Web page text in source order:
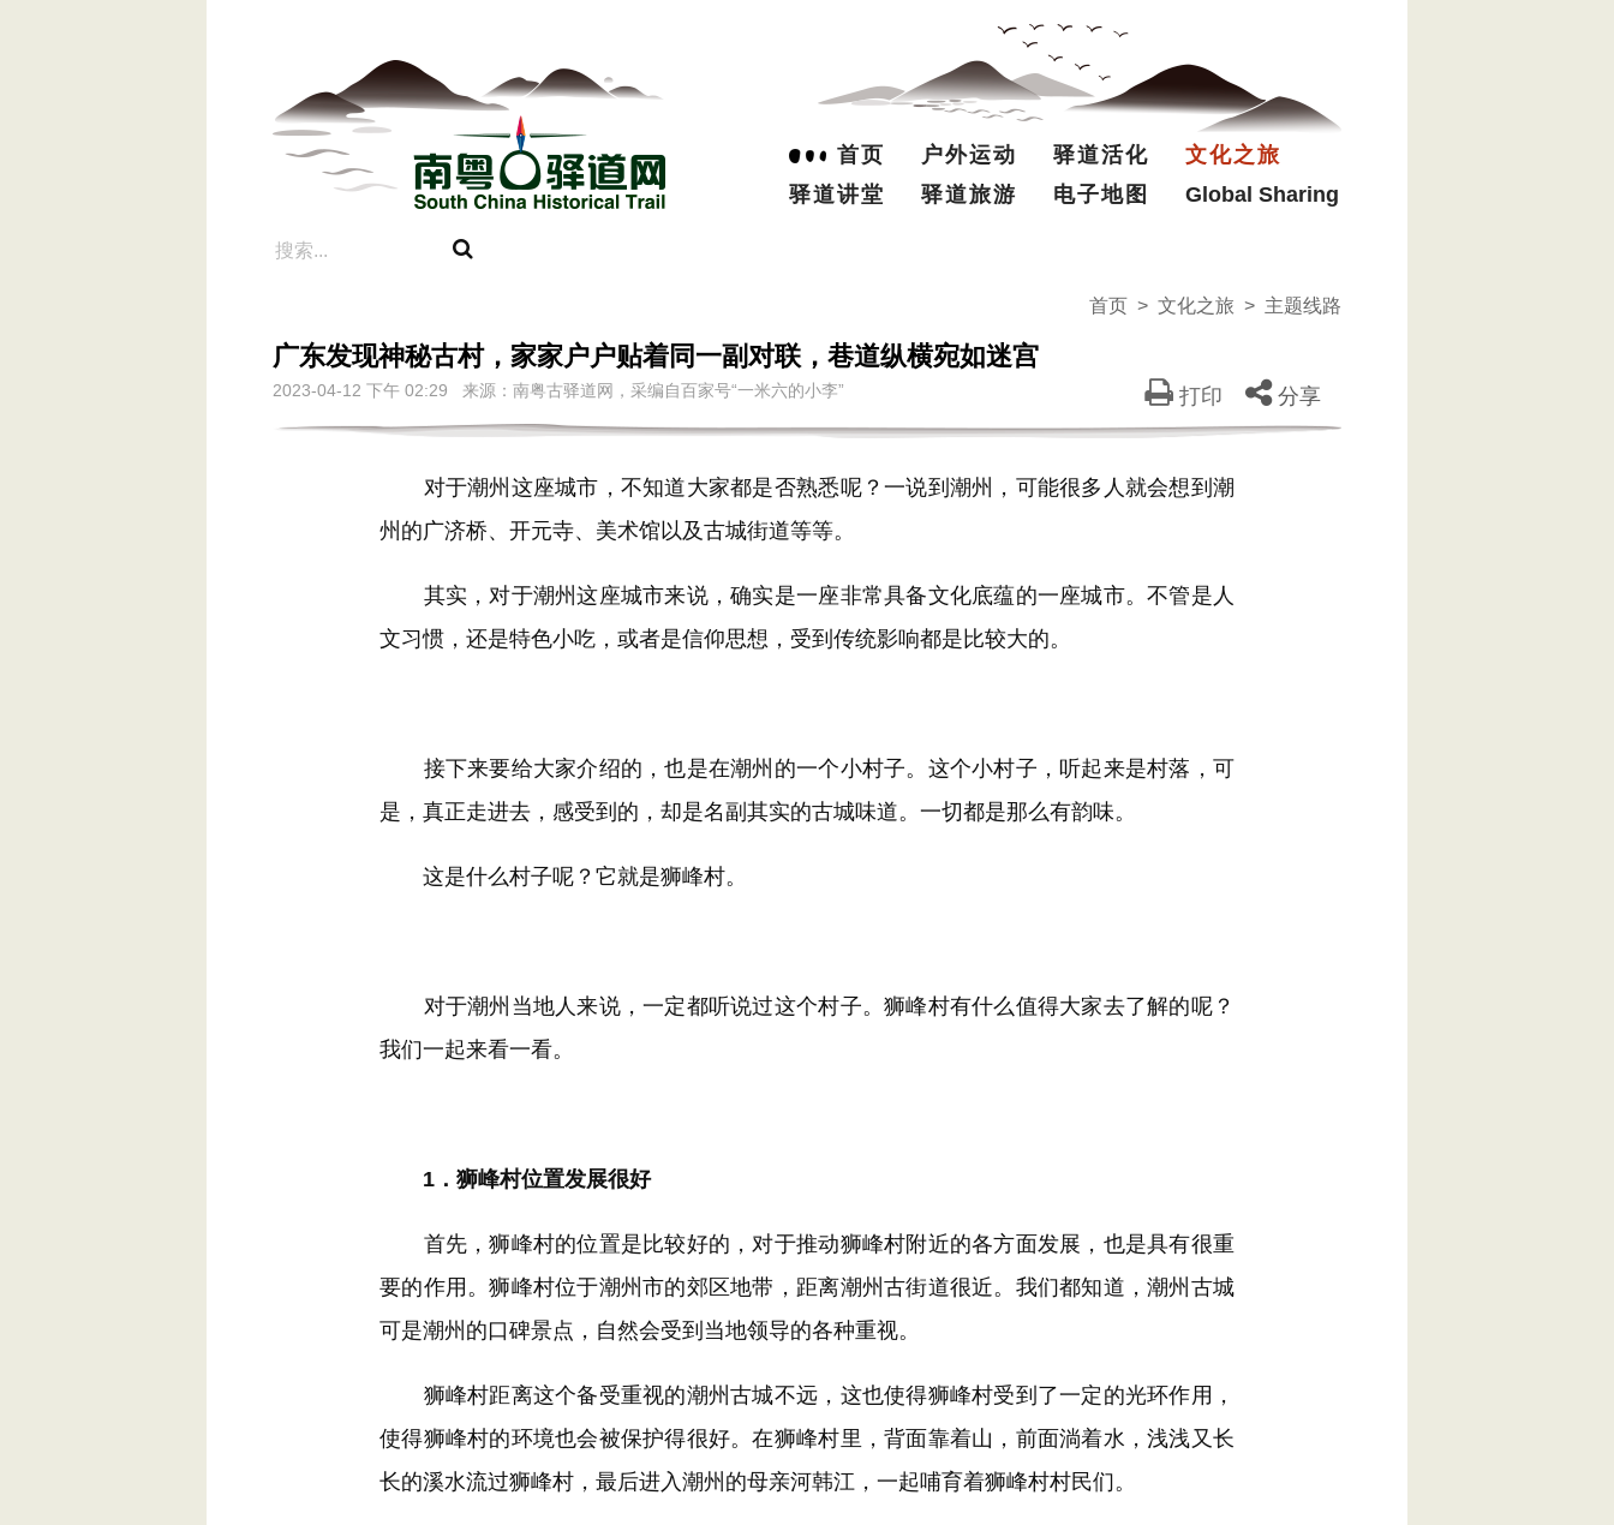
首页 户外运动 驿道活化
文化之旅
驿道讲堂
驿道旅游 电子地图 Global Sharing
首页 > 文化之旅 > 主题线路
广东发现神秘古村，家家户户贴着同一副对联，巷道纵横宛如迷宫
2023-04-12 下午 02:29 来源：南粤古驿道网，采编自百家号“一米六的小李” 打印 分享
对于潮州这座城市，不知道大家都是否熟悉呢？一说到潮州，可能很多人就会想到潮
州的广济桥、开元寺、美术馆以及古城街道等等。
其实，对于潮州这座城市来说，确实是一座非常具备文化底蕴的一座城市。不管是人
文习惯，还是特色小吃，或者是信仰思想，受到传统影响都是比较大的。
接下来要给大家介绍的，也是在潮州的一个小村子。这个小村子，听起来是村落，可
是，真正走进去，感受到的，却是名副其实的古城味道。一切都是那么有韵味。
这是什么村子呢？它就是狮峰村。
对于潮州当地人来说，一定都听说过这个村子。狮峰村有什么值得大家去了解的呢？
我们一起来看一看。
1．狮峰村位置发展很好
首先，狮峰村的位置是比较好的，对于推动狮峰村附近的各方面发展，也是具有很重
要的作用。狮峰村位于潮州市的郊区地带，距离潮州古街道很近。我们都知道，潮州古城
可是潮州的口碑景点，自然会受到当地领导的各种重视。
狮峰村距离这个备受重视的潮州古城不远，这也使得狮峰村受到了一定的光环作用，
使得狮峰村的环境也会被保护得很好。在狮峰村里，背面靠着山，前面淌着水，浅浅又长
长的溪水流过狮峰村，最后进入潮州的母亲河韩江，一起哺育着狮峰村村民们。